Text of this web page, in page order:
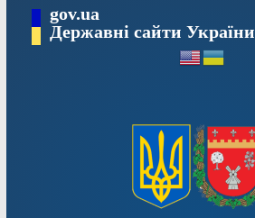
Перейтиgov.ua
Державні сайти України